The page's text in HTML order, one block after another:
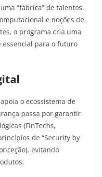
“fábrica” de talentos.
e noções de
o programa cria uma
para o futuro
o ecossistema de
passa por garantir
(FinTechs,
de “Security by
evitando